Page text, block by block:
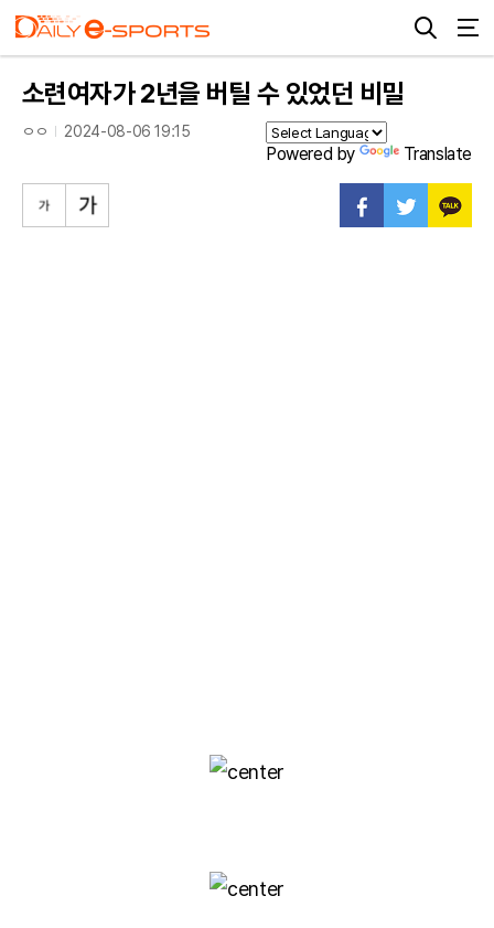
소련여자가 2년을 버틸 수 있었던 비밀
ㅇㅇ 2024-08-06 19:15
Powered by Translate